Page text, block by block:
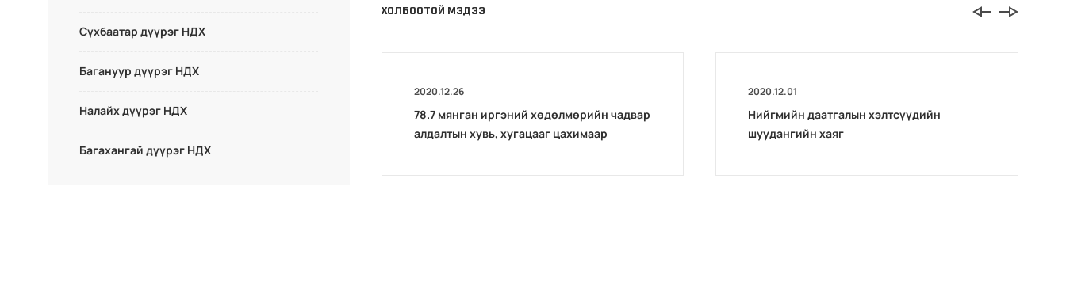
Сүхбаатар дүүрэг НДХ
Багануур дүүрэг НДХ
Налайх дүүрэг НДХ
Багахангай дүүрэг НДХ
ХОЛБООТОЙ МЭДЭЭ
2020.12.26
78.7 мянган иргэний хөдөлмөрийн чадвар
алдалтын хувь, хугацааг цахимаар
2020.12.01
Нийгмийн даатгалын хэлтсүүдийн
шуудангийн хаяг